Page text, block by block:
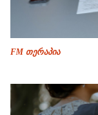
FM თერაპია